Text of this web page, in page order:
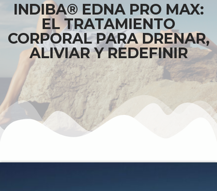
INDIBA® EDNA PRO MAX:
EL TRATAMIENTO
CORPORAL PARA DRENAR,
ALIVIAR Y REDEFINIR